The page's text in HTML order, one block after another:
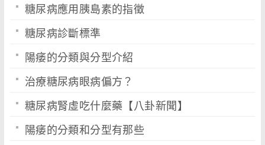
疾病
糖尿病應用胰島素的指徵
糖尿病診斷標準
陽痿的分類與分型介紹
治療糖尿病眼病偏方？
糖尿病腎虛吃什麼藥【八卦新聞】
陽痿的分類和分型有那些